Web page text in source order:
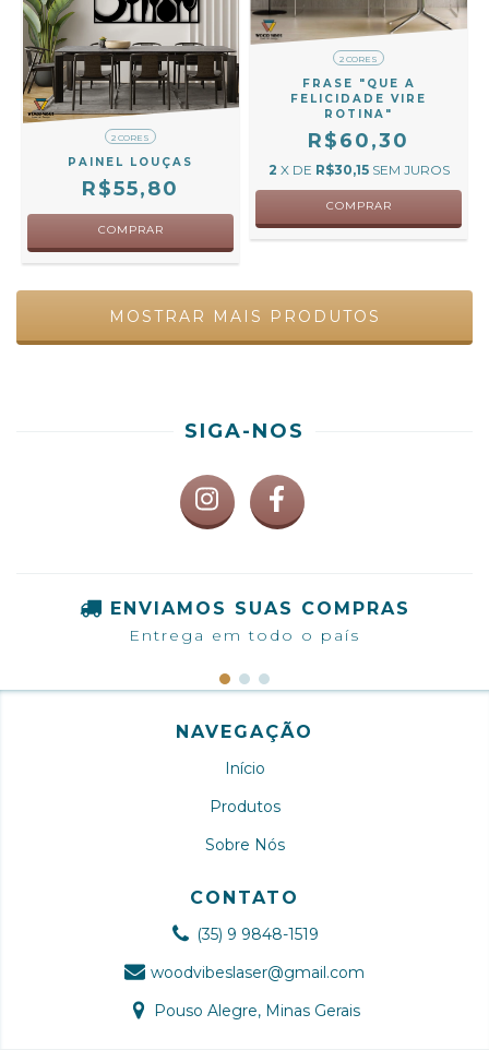
2 CORES
PAINEL LOUÇAS
R$55,80
COMPRAR
2 CORES
FRASE "QUE A
FELICIDADE VIRE
ROTINA"
R$60,30
2 X DE R$30,15 SEM JUROS
COMPRAR
MOSTRAR MAIS PRODUTOS
SIGA-NOS
ENVIAMOS SUAS COMPRAS
Entrega em todo o país
NAVEGAÇÃO
Início
Produtos
Sobre Nós
CONTATO
(35) 9 9848-1519
woodvibeslaser@gmail.com
Pouso Alegre, Minas Gerais